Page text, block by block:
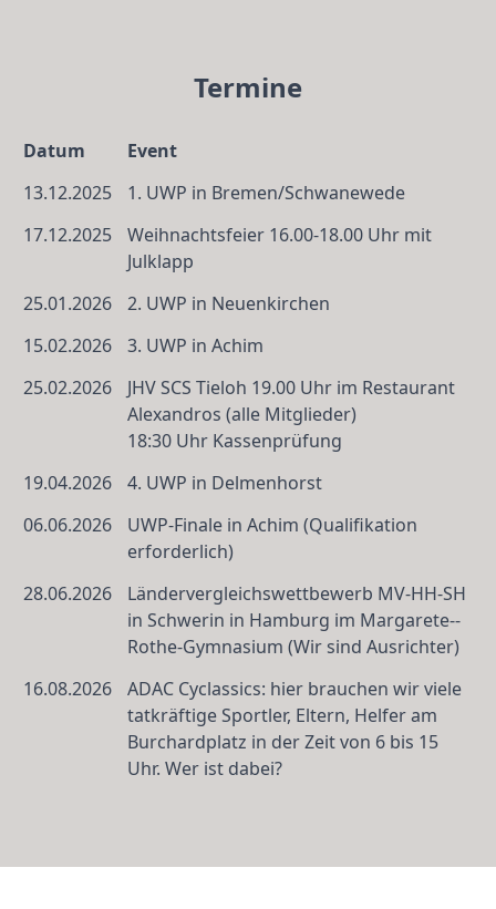
Termine
Datum
Event
13.12.2025
1. UWP in Bremen/­Schwanewede
17.12.2025
Weihnachtsfeier 16.00-18.00 Uhr mit
Julklapp
25.01.2026
2. UWP in Neuenkirchen
15.02.2026
3. UWP in Achim
25.02.2026
JHV SCS Tieloh 19.00 Uhr im Restaurant
Alexandros (alle Mitglieder)
18:30 Uhr Kassenprüfung
19.04.2026
4. UWP in Delmenhorst
06.06.2026
UWP-Finale in Achim (Qualifikation
erforderlich)
28.06.2026
Ländervergleichs­wettbewerb MV-HH-SH
in Schwerin in Hamburg im Margarete-­
Rothe-­Gymnasium (Wir sind Ausrichter)
16.08.2026
ADAC Cyclassics: hier brauchen wir viele
tatkräftige Sportler, Eltern, Helfer am
Burchardplatz in der Zeit von 6 bis 15
Uhr. Wer ist dabei?